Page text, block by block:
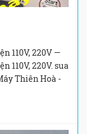
110V, 220V —
110V, 220V. sua
Thiên Hoà -